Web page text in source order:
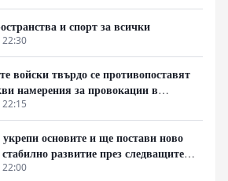
и спорт за всички
войски твърдо се противопоставят
намерения за провокации в
море
основите и ще постави ново
развитие през следващите